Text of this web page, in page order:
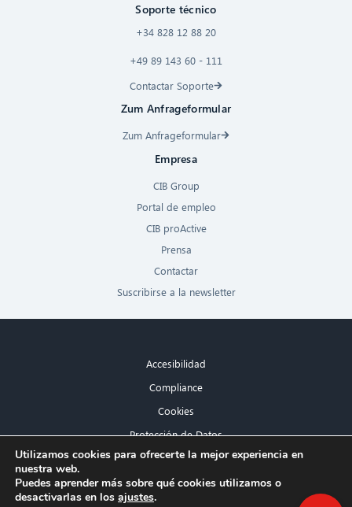
Soporte técnico
+34 828 12 88 20
+49 89 143 60 - 111
Contactar Soporte
Zum Anfrageformular
Zum Anfrageformular
Empresa
CIB Group
Portal de empleo
CIB proActive
Prensa
Contactar
Suscribirse a la newsletter
Accesibilidad
Compliance
Cookies
Protección de Datos
Aviso legal
Utilizamos cookies para ofrecerte la mejor experiencia en
nuestra web.
Puedes aprender más sobre qué cookies utilizamos o
desactivarlas en los ajustes.